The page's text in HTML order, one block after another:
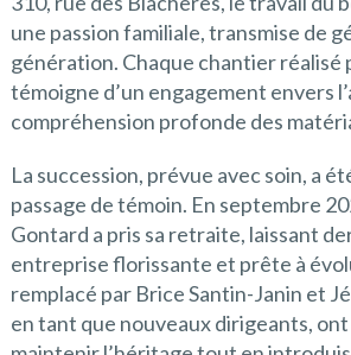
une passion familiale, transmise de
génération. Chaque chantier réalisé
témoigne d’un engagement envers
compréhension profonde des
La succession, prévue avec soin, a
passage de témoin. En septembre
Gontard a pris sa retraite, laissant
entreprise florissante et prête à
remplacé par Brice Santin-Janin et
en tant que nouveaux dirigeants,